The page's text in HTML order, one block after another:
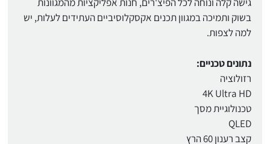
בשוק ותמיכה במגוון תכנים אקסקלוסיביים העתידים לעלות, יש
למה לצפות.
נתונים טכניים:
רזולוציה
4K Ultra HD
טכנולוגיית מסך
QLED
קצב רענון 60 הרץ